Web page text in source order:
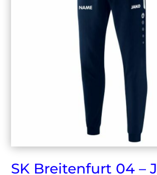
SK Breitenfurt 04 –